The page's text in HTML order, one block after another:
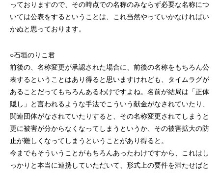
っておりますので、その時点での名称のみならず必要な名称につ
いては公表をするということは、これ当然やっていかなければい
かぬと思っております。
○石垣のりこ君
前後の、名称変更が承認された場合に、前後の名称をもちろん公
表するということはあり得ると思いますけれども、タイムラグが
あることだってもちろんあるわけですよね。名前が結局は「正体
隠し」と言われるような手法でこういう献金がなされていたり、
関連団体がなされていたりすると、その名称変更されてしまうと
更に被害が分からなくなってしまうというか、その被害拡大の防
止が難しくなってしまうということがあり得ると。
今までもそういうことがもちろんあったわけですから、これはし
っかりと本当に連携していただいて、形式上の要件を満たせばと